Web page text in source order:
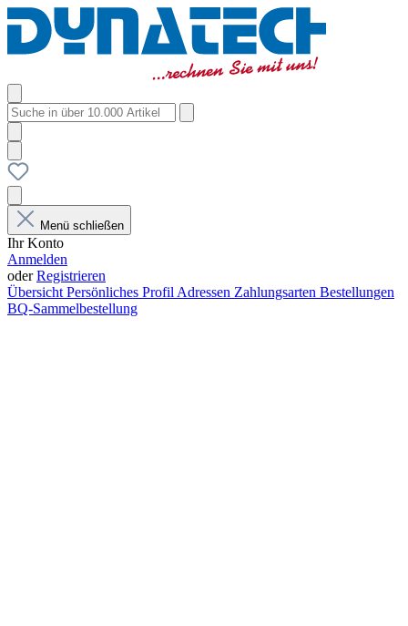
Menü schließen
Ihr Konto
Anmelden
oderRegistrieren
Übersicht Persönliches Profil Adressen Zahlungsarten Bestellungen
BQ-Sammelbestellung